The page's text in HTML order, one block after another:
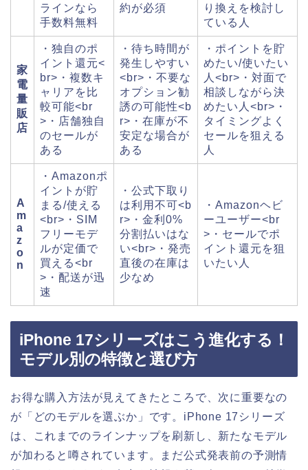
ラインなら
手数料無料
約が必須
り換えを検討し
ている人
家
電
量
販
店
・独自のポ
イント還元<
br>・複数キ
ャリアを比
較可能<br
>・店舗独自
のセールが
ある
・待ち時間が
発生しやすい
<br>・不要な
オプション勧
誘の可能性<b
r>・在庫が不
安定な場合が
ある
・ポイントを貯
めたい/使いたい
人<br>・対面で
相談しながら決
めたい人<br>・
タイミングよく
セールを狙える
人
A
m
a
z
o
n
・Amazonポ
イントが貯
まる/使える
<br>・SIM
フリーモデ
ルが定価で
買える<br
>・配送が迅
速
・公式下取り
は利用不可<b
r>・金利0%
分割払いはな
い<br>・発売
直後の在庫は
少なめ
・Amazonヘビ
ーユーザー<br
>・セールでポ
イント還元を狙
いたい人
iPhone 17シリーズはこう進化する！
モデル別の特徴と選び方
お得な購入方法が見えてきたところで、次に重要なの
が「どのモデルを選ぶか」です。iPhone 17シリーズ
は、これまでのラインナップを刷新し、新たなモデル
が加わると噂されています。まだ公式発表前の予測情